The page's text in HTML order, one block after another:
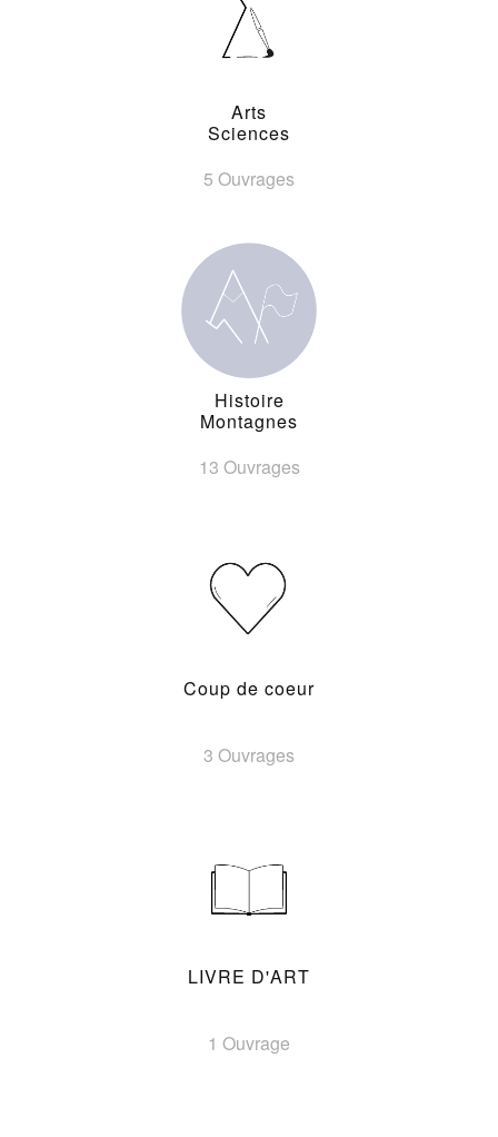
Arts
Sciences
5 Ouvrages
Histoire
Montagnes
13 Ouvrages
Coup de coeur
3 Ouvrages
LIVRE D'ART
1 Ouvrage